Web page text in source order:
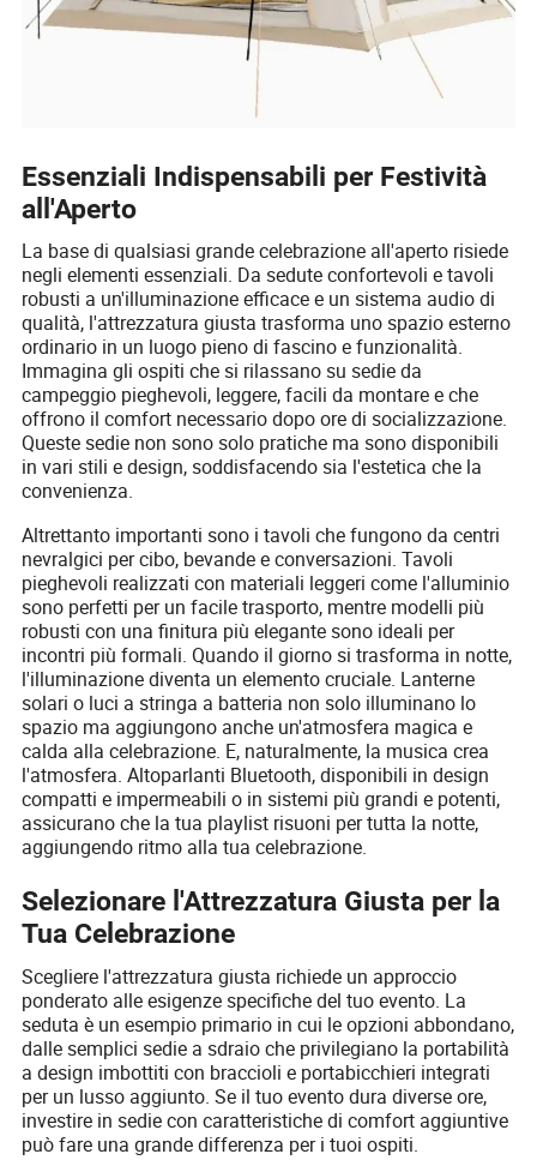
Essenziali Indispensabili per Festività
all'Aperto
La base di qualsiasi grande celebrazione all'aperto risiede
negli elementi essenziali. Da sedute confortevoli e tavoli
robusti a un'illuminazione efficace e un sistema audio di
qualità, l'attrezzatura giusta trasforma uno spazio esterno
ordinario in un luogo pieno di fascino e funzionalità.
Immagina gli ospiti che si rilassano su sedie da
campeggio pieghevoli, leggere, facili da montare e che
offrono il comfort necessario dopo ore di socializzazione.
Queste sedie non sono solo pratiche ma sono disponibili
in vari stili e design, soddisfacendo sia l'estetica che la
convenienza.
Altrettanto importanti sono i tavoli che fungono da centri
nevralgici per cibo, bevande e conversazioni. Tavoli
pieghevoli realizzati con materiali leggeri come l'alluminio
sono perfetti per un facile trasporto, mentre modelli più
robusti con una finitura più elegante sono ideali per
incontri più formali. Quando il giorno si trasforma in notte,
l'illuminazione diventa un elemento cruciale. Lanterne
solari o luci a stringa a batteria non solo illuminano lo
spazio ma aggiungono anche un'atmosfera magica e
calda alla celebrazione. E, naturalmente, la musica crea
l'atmosfera. Altoparlanti Bluetooth, disponibili in design
compatti e impermeabili o in sistemi più grandi e potenti,
assicurano che la tua playlist risuoni per tutta la notte,
aggiungendo ritmo alla tua celebrazione.
Selezionare l'Attrezzatura Giusta per la
Tua Celebrazione
Scegliere l'attrezzatura giusta richiede un approccio
ponderato alle esigenze specifiche del tuo evento. La
seduta è un esempio primario in cui le opzioni abbondano,
dalle semplici sedie a sdraio che privilegiano la portabilità
a design imbottiti con braccioli e portabicchieri integrati
per un lusso aggiunto. Se il tuo evento dura diverse ore,
investire in sedie con caratteristiche di comfort aggiuntive
può fare una grande differenza per i tuoi ospiti.